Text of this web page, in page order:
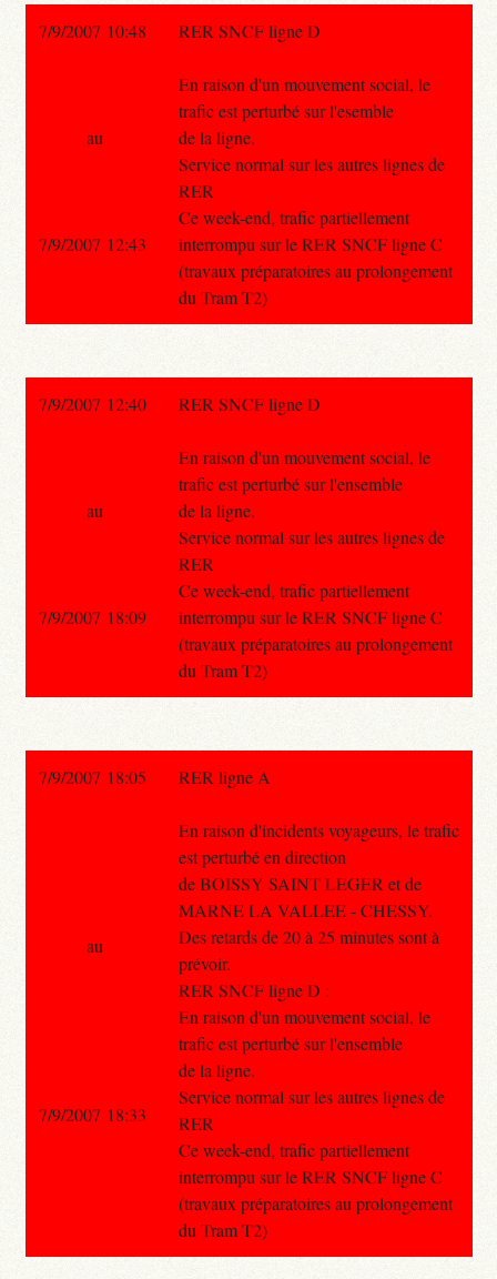
7/9/2007 10:48 RER SNCF ligne D
En raison d'un mouvement social, le
trafic est perturbé sur l'esemble
de la ligne.
Service normal sur les autres lignes de
RER
Ce week-end, trafic partiellement
interrompu sur le RER SNCF ligne C
(travaux préparatoires au prolongement
du Tram T2)
au
7/9/2007 12:43
7/9/2007 12:40 RER SNCF ligne D
En raison d'un mouvement social, le
trafic est perturbé sur l'ensemble
de la ligne.
Service normal sur les autres lignes de
RER
Ce week-end, trafic partiellement
interrompu sur le RER SNCF ligne C
(travaux préparatoires au prolongement
du Tram T2)
au
7/9/2007 18:09
7/9/2007 18:05 RER ligne A
En raison d'incidents voyageurs, le trafic
est perturbé en direction
de BOISSY SAINT LEGER et de
MARNE LA VALLEE - CHESSY.
Des retards de 20 à 25 minutes sont à
prévoir.
RER SNCF ligne D :
En raison d'un mouvement social, le
trafic est perturbé sur l'ensemble
de la ligne.
Service normal sur les autres lignes de
RER
Ce week-end, trafic partiellement
interrompu sur le RER SNCF ligne C
(travaux préparatoires au prolongement
du Tram T2)
au
7/9/2007 18:33